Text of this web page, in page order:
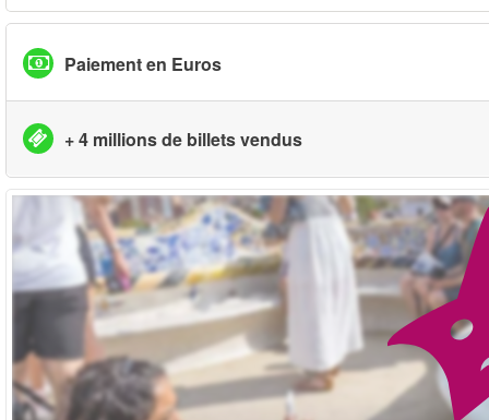
Paiement en Euros
+ 4 millions de billets vendus